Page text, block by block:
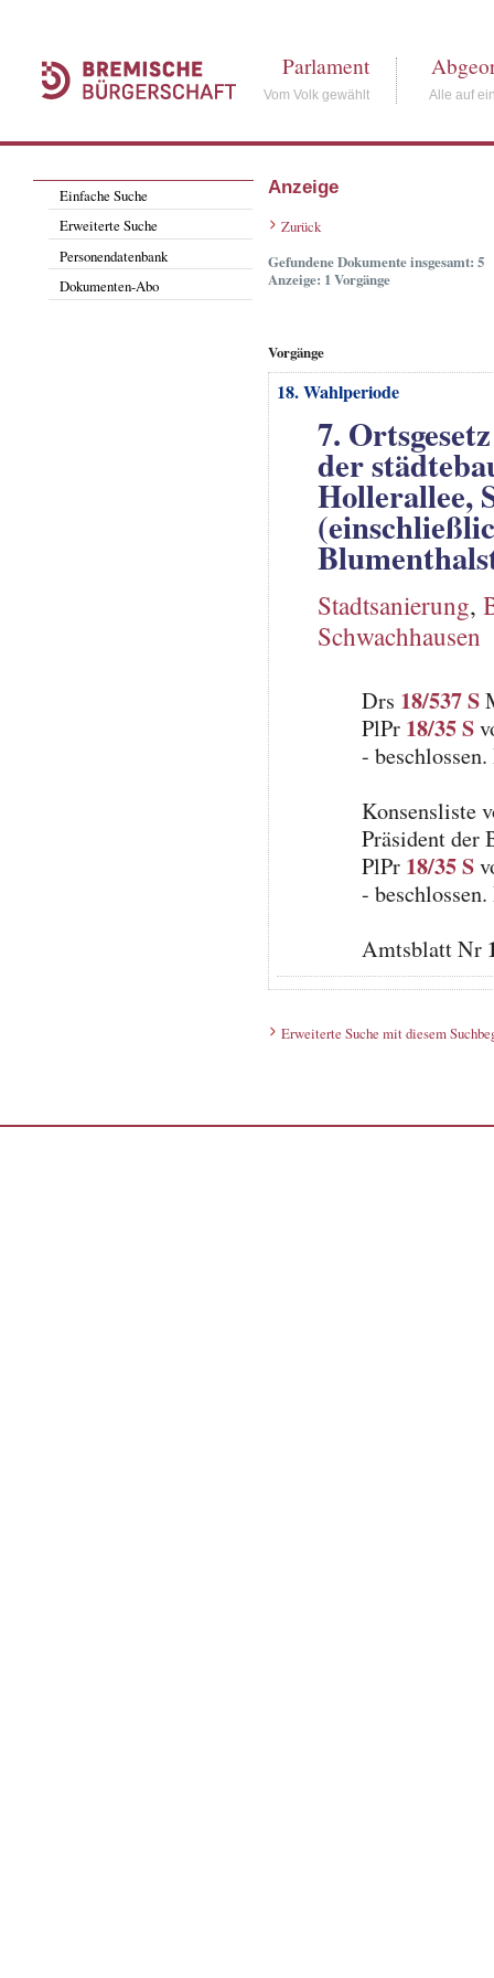
Parlament
Vom Volk gewählt Alle auf
Einfache Suche
Erweiterte Suche
Personendatenbank
Dokumenten-Abo
Anzeige
Zurück
Gefundene Dokumente insgesamt: 5
Anzeige: 1 Vorgänge
Vorgänge
18. Wahlperiode
7.
der
Hollerallee,
Stadtsanierung,
Schwachhausen
Drs 18/537 S
PlPr 18/35 S
-
Konsensliste
Präsident der
PlPr 18/35 S
-
Amtsblatt Nr
Erweiterte Suche mit diesem